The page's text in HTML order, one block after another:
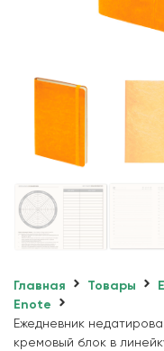
Главная Товары
Enote
Ежедневник
кремовый блок в